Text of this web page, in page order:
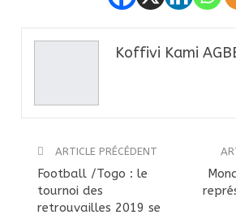
Koffivi Kami
ARTICLE PRÉCÉDENT
Football /Togo : le
tournoi des
retrouvailles 2019 se